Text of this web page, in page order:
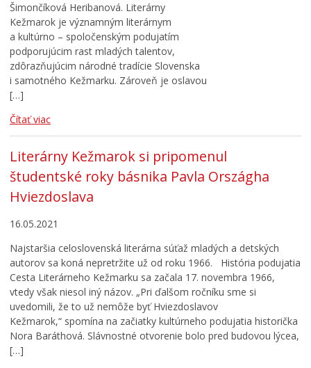
Šimončíková Heribanová. Literárny
Kežmarok je významným literárnym
a kultúrno – spoločenským podujatím
podporujúcim rast mladých talentov,
zdôrazňujúcim národné tradície Slovenska
i samotného Kežmarku. Zároveň je oslavou
[…]
Čítať viac
Literárny Kežmarok si pripomenul
študentské roky básnika Pavla Országha
Hviezdoslava
16.05.2021
Najstaršia celoslovenská literárna súťaž mladých a detských
autorov sa koná nepretržite už od roku 1966. História podujatia
Cesta Literárneho Kežmarku sa začala 17. novembra 1966,
vtedy však niesol iný názov. „Pri ďalšom ročníku sme si
uvedomili, že to už nemôže byť Hviezdoslavov
Kežmarok,“ spomína na začiatky kultúrneho podujatia historička
Nora Baráthová. Slávnostné otvorenie bolo pred budovou lýcea,
[…]